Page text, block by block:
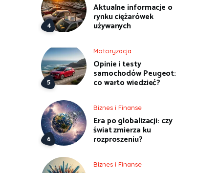
Aktualne informacje o
rynku ciężarówek
używanych
Motoryzacja
Opinie i testy
samochodów Peugeot:
co warto wiedzieć?
Biznes i Finanse
Era po globalizacji: czy
świat zmierza ku
rozproszeniu?
Biznes i Finanse